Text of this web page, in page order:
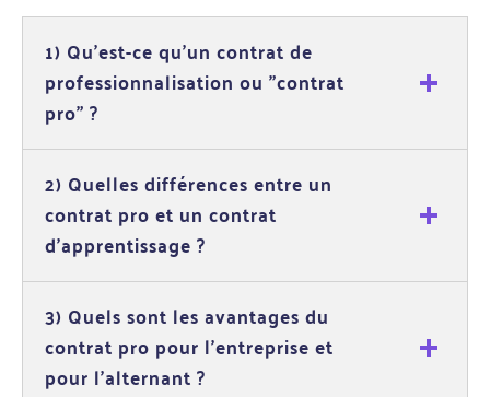
1) Qu’est-ce qu’un contrat de
professionnalisation ou "contrat
pro" ?
2) Quelles différences entre un
contrat pro et un contrat
d'apprentissage ?
3) Quels sont les avantages du
contrat pro pour l’entreprise et
pour l’alternant ?